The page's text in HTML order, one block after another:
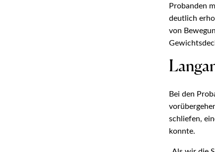
Probanden
deutlich
von
Bei den
schliefen,
konnte.